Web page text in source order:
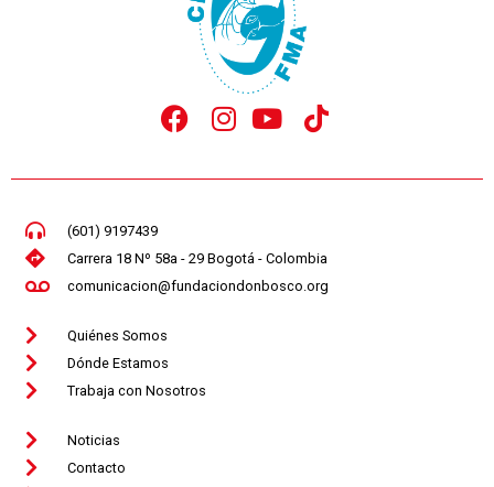
(601) 9197439
Carrera 18 Nº 58a - 29 Bogotá - Colombia
comunicacion@fundaciondonbosco.org
Quiénes Somos
Dónde Estamos
Trabaja con Nosotros
Noticias
Contacto